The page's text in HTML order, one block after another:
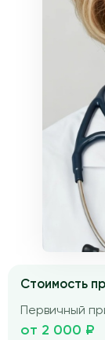
Стоимость
Первичный
от 2 000 ₽